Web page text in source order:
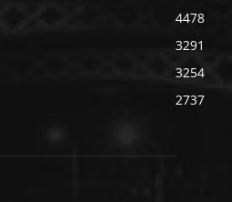
4478
3291
3254
2737